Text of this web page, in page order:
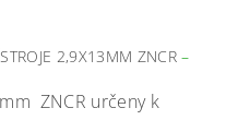
2,9X13MM ZNCR–
ZNCR určeny k